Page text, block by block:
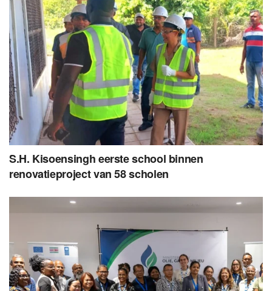
S.H. Kisoensingh eerste school binnen
renovatieproject van 58 scholen